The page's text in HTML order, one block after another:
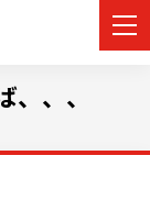
、、